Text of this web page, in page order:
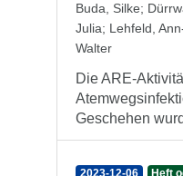
Buda, Silke;
Julia; Lehfeld,
Walter
Die ARE-
Geschehen
2023-12-06 Heft